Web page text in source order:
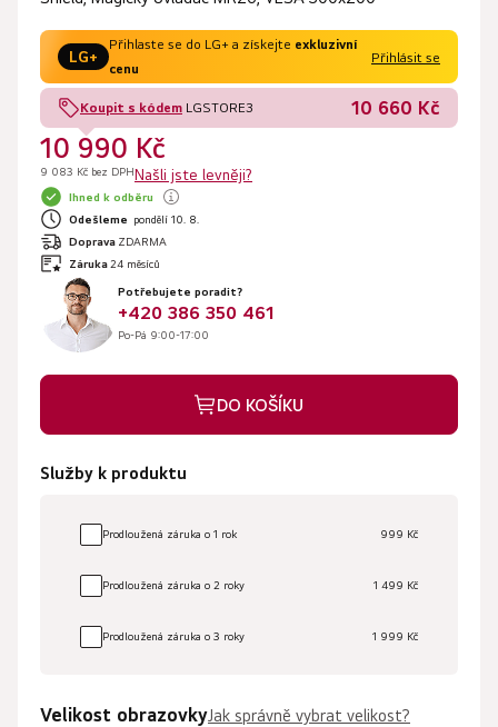
LG+
Přihlaste se do LG+ a získejte exkluzivní
cenu
Přihlásit se
Koupit s kódem LGSTORE3 10 660 Kč
10 990 Kč
9 083 Kč bez DPHNašli jste levněji?
Ihned k odběru
Odešleme pondělí 10. 8.
Doprava ZDARMA
Záruka 24 měsíců
Potřebujete poradit?
+420 386 350 461
Po-Pá 9:00-17:00
DO KOŠÍKU
Služby k produktu
Prodloužená záruka o 1 rok 999 Kč
Prodloužená záruka o 2 roky 1 499 Kč
Prodloužená záruka o 3 roky 1 999 Kč
Velikost obrazovkyJak správně vybrat velikost?